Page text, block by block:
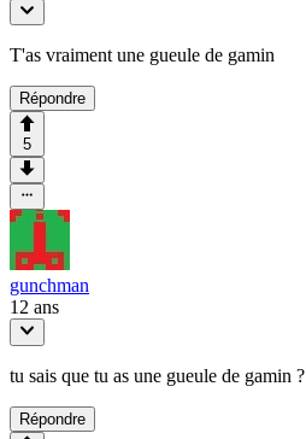
T'as vraiment une gueule de gamin
Répondre
5
gunchman
12 ans
tu sais que tu as une gueule de gamin ?
Répondre